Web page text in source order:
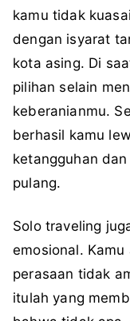
kamu tidak
dengan isyarat
kota asing. Di
pilihan selain
keberanianmu.
berhasil kamu
ketangguhan
pulang.
Solo traveling
emosional.
perasaan tidak
itulah yang